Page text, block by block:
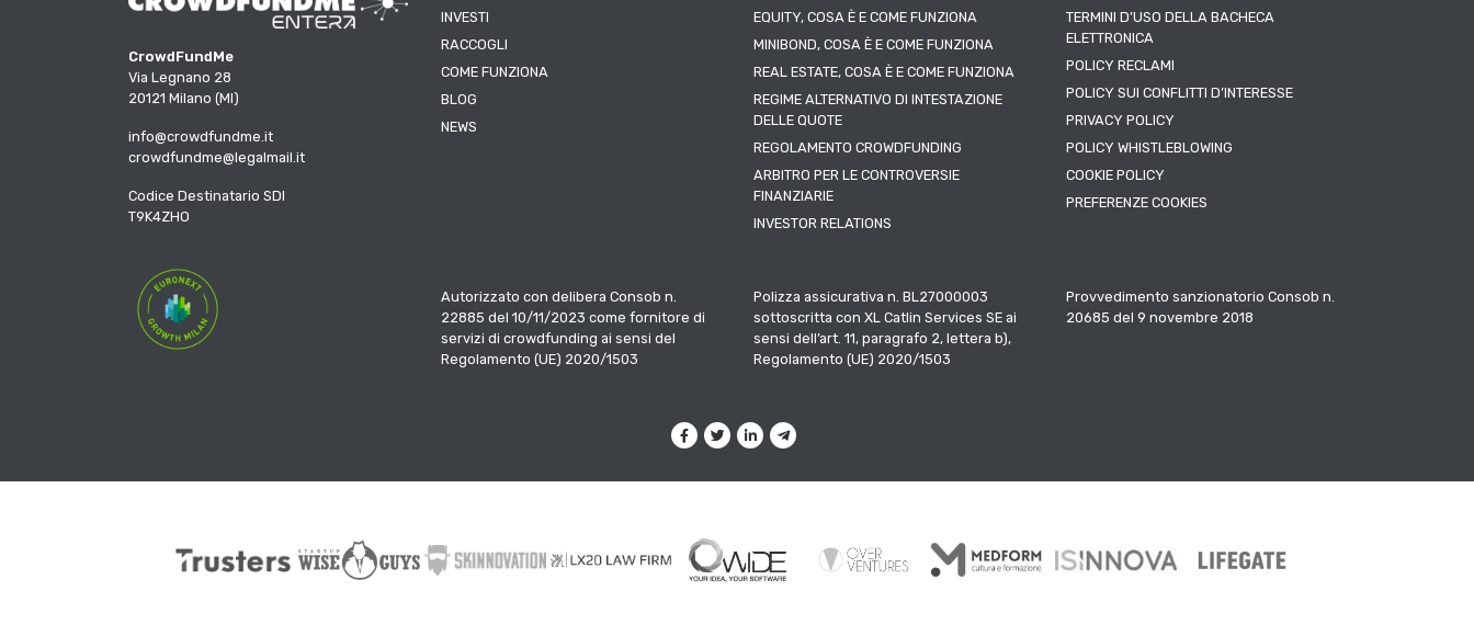
CrowdFundMe
Via Legnano 28
20121 Milano (MI)
info@crowdfundme.it
crowdfundme@legalmail.it
Codice Destinatario SDI
T9K4ZHO
INVESTI
RACCOGLI
COME FUNZIONA
BLOG
NEWS
EQUITY, COSA È E COME FUNZIONA
MINIBOND, COSA È E COME FUNZIONA
REAL ESTATE, COSA È E COME FUNZIONA
REGIME ALTERNATIVO DI INTESTAZIONE
DELLE QUOTE
REGOLAMENTO CROWDFUNDING
ARBITRO PER LE CONTROVERSIE
FINANZIARIE
INVESTOR RELATIONS
TERMINI D’USO DELLA BACHECA
ELETTRONICA
POLICY RECLAMI
POLICY SUI CONFLITTI D’INTERESSE
PRIVACY POLICY
POLICY WHISTLEBLOWING
COOKIE POLICY
PREFERENZE COOKIES
Autorizzato con delibera Consob n.
22885 del 10/11/2023 come fornitore di
servizi di crowdfunding ai sensi del
Regolamento (UE) 2020/1503
Polizza assicurativa n. BL27000003
sottoscritta con XL Catlin Services SE ai
sensi dell’art. 11, paragrafo 2, lettera b),
Regolamento (UE) 2020/1503
Provvedimento sanzionatorio Consob n.
20685 del 9 novembre 2018